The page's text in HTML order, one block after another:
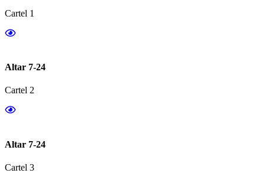
Cartel 1
Altar 7-24
Cartel 2
Altar 7-24
Cartel 3